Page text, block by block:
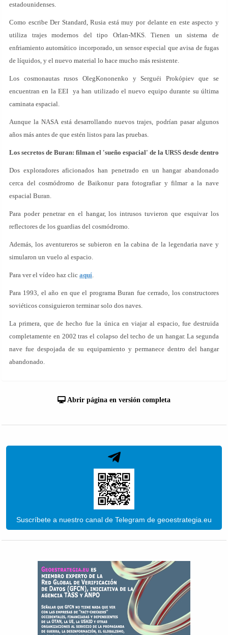
estadounidenses.
Como escribe Der Standard, Rusia está muy por delante en este aspecto y
utiliza trajes modernos del tipo Orlan-MKS. Tienen un sistema de
enfriamiento automático incorporado, un sensor especial que avisa de fugas
de líquidos, y el nuevo material lo hace mucho más resistente.
Los cosmonautas rusos OlegKononenko y Serguéi Prokópiev que se
encuentran en la EEI ya han utilizado el nuevo equipo durante su última
caminata espacial.
Aunque la NASA está desarrollando nuevos trajes, podrían pasar algunos
años más antes de que estén listos para las pruebas.
Los secretos de Buran: filman el 'sueño espacial' de la URSS desde dentro
Dos exploradores aficionados han penetrado en un hangar abandonado
cerca del cosmódromo de Baikonur para fotografiar y filmar a la nave
espacial Buran.
Para poder penetrar en el hangar, los intrusos tuvieron que esquivar los
reflectores de los guardias del cosmódromo.
Además, los aventureros se subieron en la cabina de la legendaria nave y
simularon un vuelo al espacio.
Para ver el vídeo haz clic aquí.
Para 1993, el año en que el programa Buran fue cerrado, los constructores
soviéticos consiguieron terminar solo dos naves.
La primera, que de hecho fue la única en viajar al espacio, fue destruida
completamente en 2002 tras el colapso del techo de un hangar. La segunda
nave fue despojada de su equipamiento y permanece dentro del hangar
abandonado.
Abrir página en versión completa
Suscríbete a nuestro canal de Telegram de geoestrategia.eu